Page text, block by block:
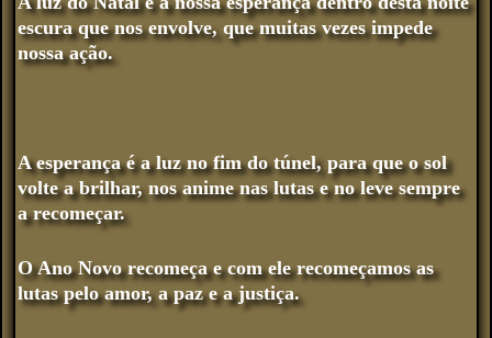
escura que nos envolve, que muitas vezes impede
nossa ação.
A esperança é a luz no fim do túnel, para que o sol
volte a brilhar, nos anime nas lutas e no leve sempre
a recomeçar.
O Ano Novo recomeça e com ele recomeçamos as
lutas pelo amor, a paz e a justiça.